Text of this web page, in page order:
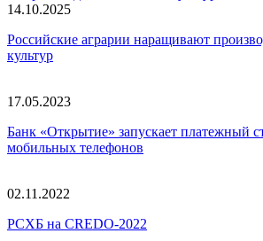
14.10.2025
Российские аграрии наращивают
культур
17.05.2023
Банк «Открытие» запускает платежный
мобильных телефонов
02.11.2022
РСХБ на CREDO-2022